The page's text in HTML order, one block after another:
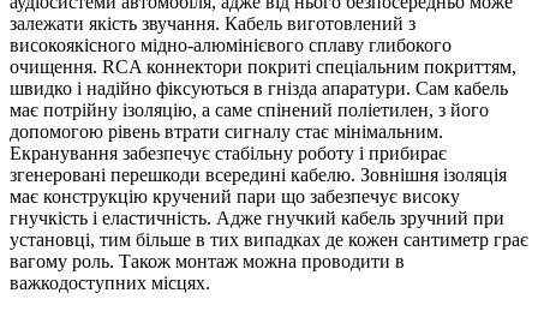
залежати якість звучання. Кабель виготовлений з
високоякісного мідно-алюмінієвого сплаву глибокого
очищення. RCA коннектори покриті спеціальним покриттям,
швидко і надійно фіксуються в гнізда апаратури. Сам кабель
має потрійну ізоляцію, а саме спінений поліетилен, з його
допомогою рівень втрати сигналу стає мінімальним.
Екранування забезпечує стабільну роботу і прибирає
згенеровані перешкоди всередині кабелю. Зовнішня ізоляція
має конструкцію кручений пари що забезпечує високу
гнучкість і еластичність. Адже гнучкий кабель зручний при
установці, тим більше в тих випадках де кожен сантиметр грає
вагому роль. Також монтаж можна проводити в
важкодоступних місцях.